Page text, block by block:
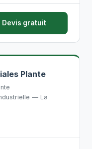
Devis gratuit
Plante
— La